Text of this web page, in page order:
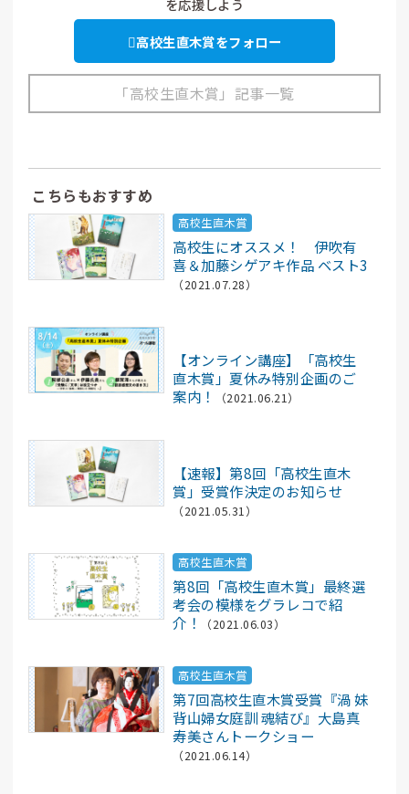
を応援しよう
高校生直木賞をフォロー
「高校生直木賞」記事一覧
こちらもおすすめ
高校生直木賞
高校生にオススメ！ 伊吹有
喜＆加藤シゲアキ作品 ベスト3
（2021.07.28）
【オンライン講座】「高校生
直木賞」夏休み特別企画のご
案内！
（2021.06.21）
【速報】第8回「高校生直木
賞」受賞作決定のお知らせ
（2021.05.31）
高校生直木賞
第8回「高校生直木賞」最終選
考会の模様をグラレコで紹
介！
（2021.06.03）
高校生直木賞
第7回高校生直木賞受賞『渦 妹
背山婦女庭訓 魂結び』大島真
寿美さんトークショー
（2021.06.14）